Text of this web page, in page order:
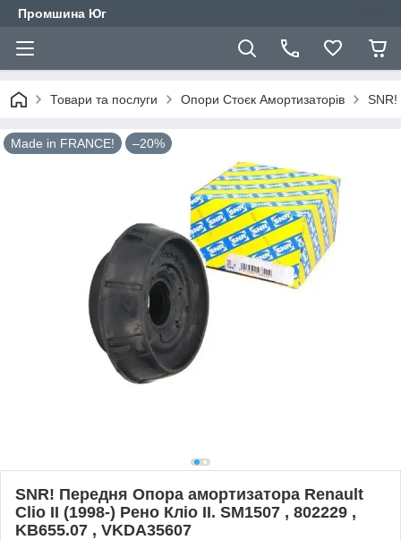
Промшина Юг
Товари та послуги Опори Стоєк Амортизаторів SNR!
Made in FRANCE! –20%
SNR! Передня Опора амортизатора Renault
Clio II (1998-) Рено Кліо II. SM1507 , 802229 ,
KB655.07 , VKDA35607